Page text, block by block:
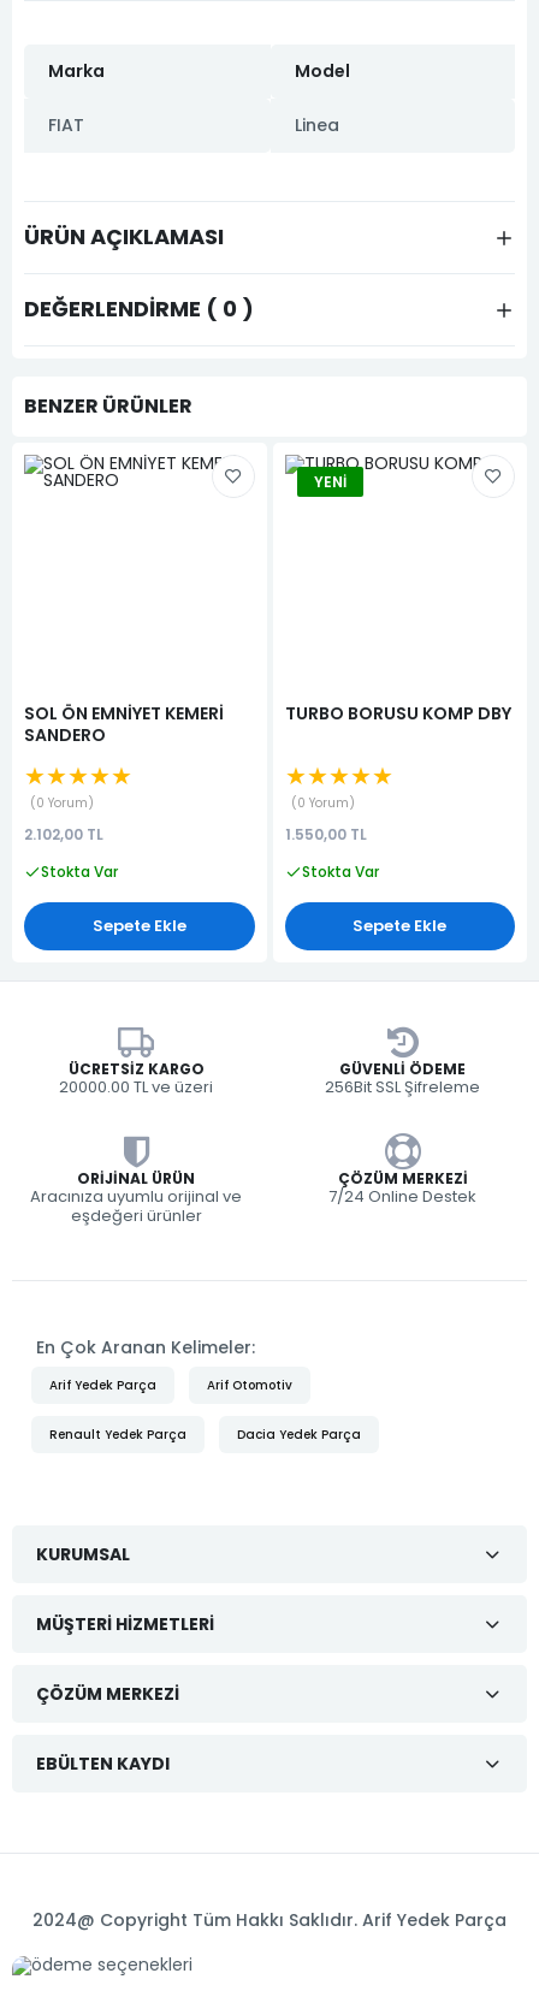
Marka Model
FIAT Linea
ÜRÜN AÇIKLAMASI
DEĞERLENDIRME ( 0 )
BENZER ÜRÜNLER
SOL ÖN EMNİYET KEMERİ
SANDERO
★★★★★
0 Yorum
2.102,00 TL
Stokta Var
Sepete Ekle
YENI
TURBO BORUSU KOMP DBY
★★★★★
0 Yorum
1.550,00 TL
Stokta Var
Sepete Ekle
ÜCRETSIZ KARGO
20000.00 TL ve üzeri
GÜVENLI ÖDEME
256Bit SSL Şifreleme
ORIJINAL ÜRÜN
Aracınıza uyumlu orijinal ve
eşdeğeri ürünler
ÇÖZÜM MERKEZI
7/24 Online Destek
En Çok Aranan Kelimeler:
Arif Yedek Parça Arif Otomotiv
Renault Yedek Parça Dacia Yedek Parça
KURUMSAL
MÜŞTERI HIZMETLERI
ÇÖZÜM MERKEZI
EBÜLTEN KAYDI
2024@ Copyright Tüm Hakkı Saklıdır. Arif Yedek Parça